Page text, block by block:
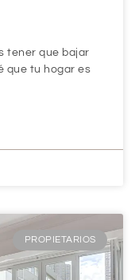
tener que bajar
que tu hogar es
PROPIETARIOS